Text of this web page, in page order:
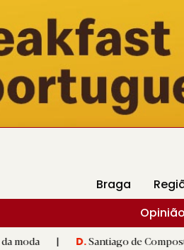
DMtv
Braga
Opinião
D.Santiago de Compostela